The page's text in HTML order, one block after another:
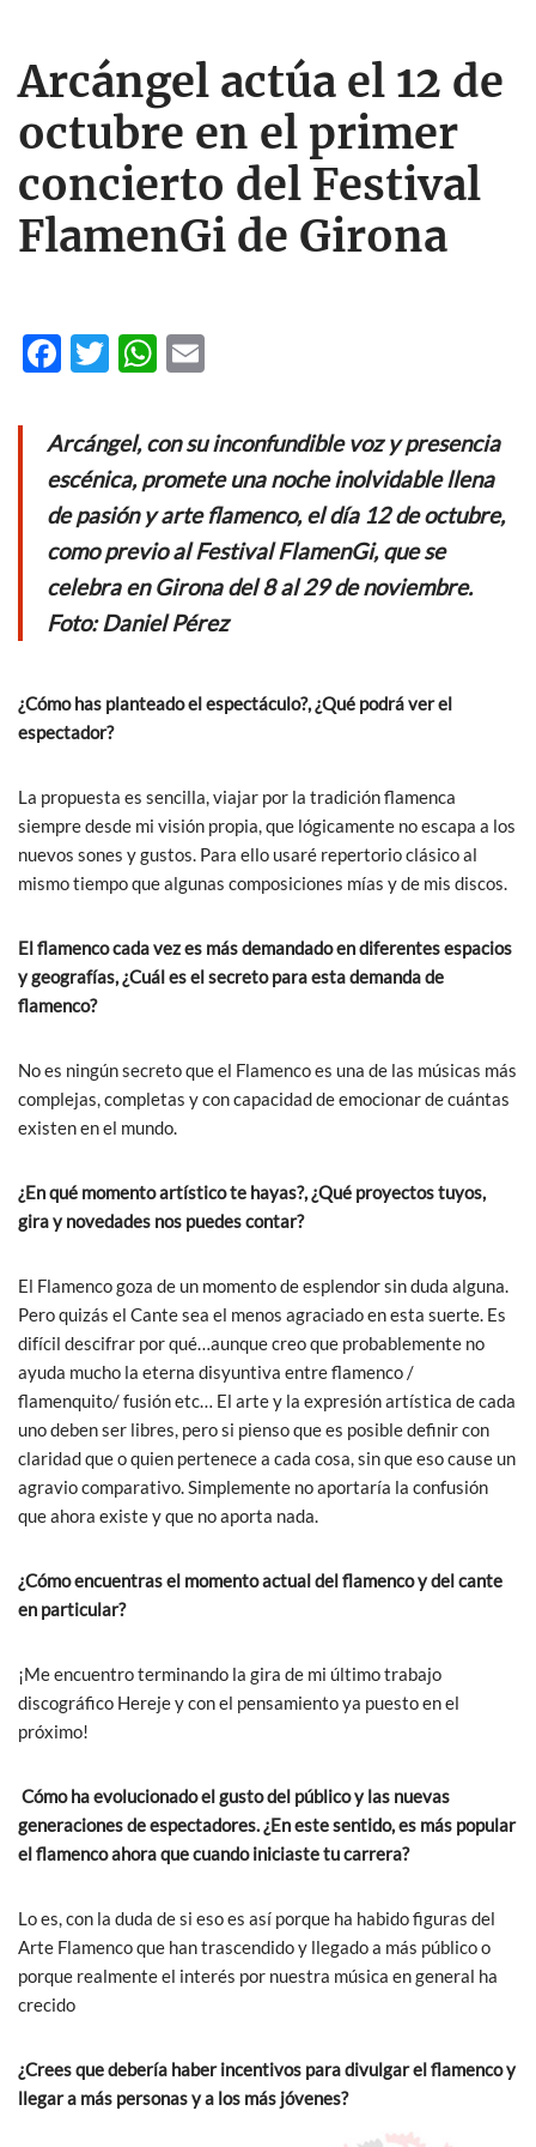
Arcángel actúa el 12 de
octubre en el primer
concierto del Festival
FlamenGi de Girona
F
e
b
o
o
k
T
itt
er
W
at
s
A
p
p
ail
Arcángel, con su inconfundible voz y presencia
escénica, promete una noche inolvidable llena
de pasión y arte flamenco, el día 12 de octubre,
como previo al Festival FlamenGi, que se
celebra en Girona del 8 al 29 de noviembre.
Foto: Daniel Pérez
¿Cómo has planteado el espectáculo?, ¿Qué podrá ver el
espectador?
La propuesta es sencilla, viajar por la tradición flamenca
siempre desde mi visión propia, que lógicamente no escapa a los
nuevos sones y gustos. Para ello usaré repertorio clásico al
mismo tiempo que algunas composiciones mías y de mis discos.
El flamenco cada vez es más demandado en diferentes espacios
y geografías, ¿Cuál es el secreto para esta demanda de
flamenco?
No es ningún secreto que el Flamenco es una de las músicas más
complejas, completas y con capacidad de emocionar de cuántas
existen en el mundo.
¿En qué momento artístico te hayas?, ¿Qué proyectos tuyos,
gira y novedades nos puedes contar?
El Flamenco goza de un momento de esplendor sin duda alguna.
Pero quizás el Cante sea el menos agraciado en esta suerte. Es
difícil descifrar por qué…aunque creo que probablemente no
ayuda mucho la eterna disyuntiva entre flamenco /
flamenquito/ fusión etc… El arte y la expresión artística de cada
uno deben ser libres, pero si pienso que es posible definir con
claridad que o quien pertenece a cada cosa, sin que eso cause un
agravio comparativo. Simplemente no aportaría la confusión
que ahora existe y que no aporta nada.
¿Cómo encuentras el momento actual del flamenco y del cante
en particular?
¡Me encuentro terminando la gira de mi último trabajo
discográfico Hereje y con el pensamiento ya puesto en el
próximo!
Cómo ha evolucionado el gusto del público y las nuevas
generaciones de espectadores. ¿En este sentido, es más popular
el flamenco ahora que cuando iniciaste tu carrera?
Lo es, con la duda de si eso es así porque ha habido figuras del
Arte Flamenco que han trascendido y llegado a más público o
porque realmente el interés por nuestra música en general ha
crecido
¿Crees que debería haber incentivos para divulgar el flamenco y
llegar a más personas y a los más jóvenes?